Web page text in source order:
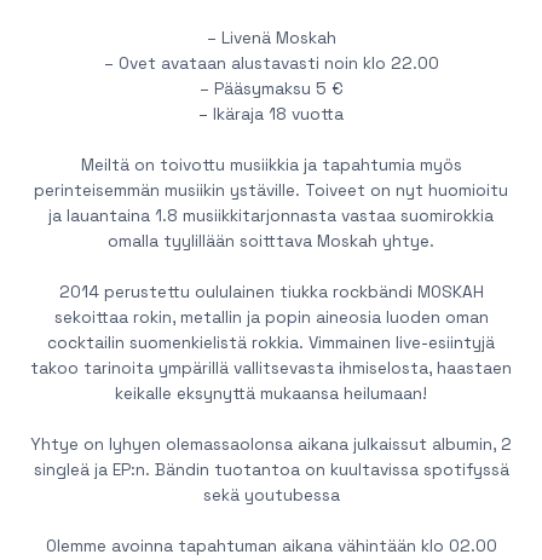
– Livenä Moskah
– Ovet avataan alustavasti noin klo 22.00
– Pääsymaksu 5 €
– Ikäraja 18 vuotta
Meiltä on toivottu musiikkia ja tapahtumia myös
perinteisemmän musiikin ystäville. Toiveet on nyt huomioitu
ja lauantaina 1.8 musiikkitarjonnasta vastaa suomirokkia
omalla tyylillään soitttava Moskah yhtye.
2014 perustettu oululainen tiukka rockbändi MOSKAH
sekoittaa rokin, metallin ja popin aineosia luoden oman
cocktailin suomenkielistä rokkia. Vimmainen live-esiintyjä
takoo tarinoita ympärillä vallitsevasta ihmiselosta, haastaen
keikalle eksynyttä mukaansa heilumaan!
Yhtye on lyhyen olemassaolonsa aikana julkaissut albumin, 2
singleä ja EP:n. Bändin tuotantoa on kuultavissa spotifyssä
sekä youtubessa
Olemme avoinna tapahtuman aikana vähintään klo 02.00